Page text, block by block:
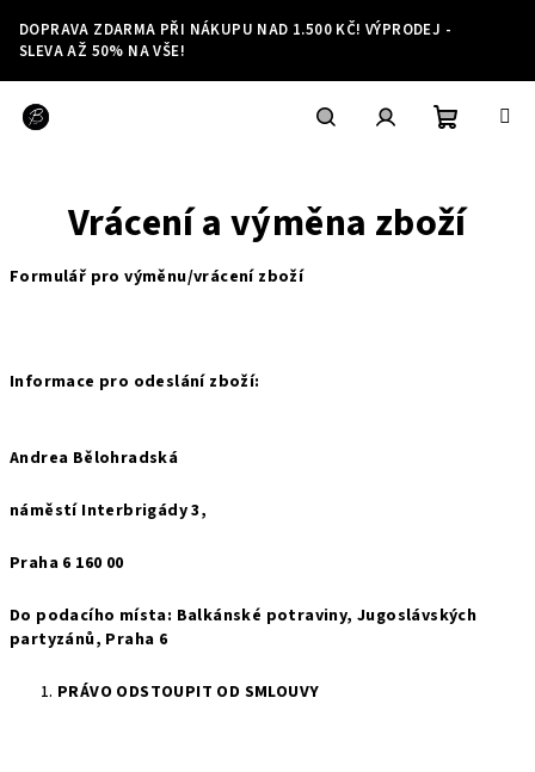
obsah
DOPRAVA ZDARMA PŘI NÁKUPU NAD 1.500 KČ! VÝPRODEJ -
SLEVA AŽ 50% NA VŠE!
košík
Vrácení a výměna zboží
Formulář pro výměnu/vrácení zboží
Informace pro odeslání zboží:
Andrea Bělohradská
náměstí Interbrigády 3,
Praha 6 160 00
Do podacího místa: Balkánské potraviny, Jugoslávských
partyzánů, Praha 6
PRÁVO ODSTOUPIT OD SMLOUVY